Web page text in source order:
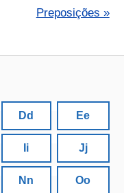
Preposições »
Dd Ee
Ii Jj
Nn Oo